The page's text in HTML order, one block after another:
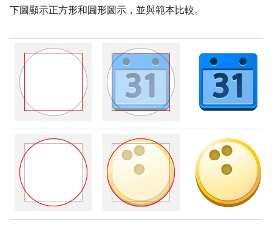
下圖顯示正方形和圓形圖示，並與範本比較。